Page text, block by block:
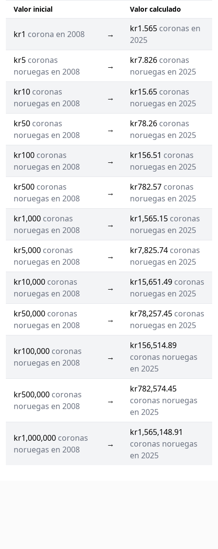
Valor inicial Valor calculado
kr1 corona en 2008 →
kr1.565 coronas en
2025
kr5 coronas
noruegas en 2008
→
kr7.826 coronas
noruegas en 2025
kr10 coronas
noruegas en 2008
→
kr15.65 coronas
noruegas en 2025
kr50 coronas
noruegas en 2008
→
kr78.26 coronas
noruegas en 2025
kr100 coronas
noruegas en 2008
→
kr156.51 coronas
noruegas en 2025
kr500 coronas
noruegas en 2008
→
kr782.57 coronas
noruegas en 2025
kr1,000 coronas
noruegas en 2008
→
kr1,565.15 coronas
noruegas en 2025
kr5,000 coronas
noruegas en 2008
→
kr7,825.74 coronas
noruegas en 2025
kr10,000 coronas
noruegas en 2008
→
kr15,651.49 coronas
noruegas en 2025
kr50,000 coronas
noruegas en 2008
→
kr78,257.45 coronas
noruegas en 2025
kr100,000 coronas
noruegas en 2008
→
kr156,514.89
coronas noruegas
en 2025
kr500,000 coronas
noruegas en 2008
→
kr782,574.45
coronas noruegas
en 2025
kr1,000,000 coronas
noruegas en 2008
→
kr1,565,148.91
coronas noruegas
en 2025